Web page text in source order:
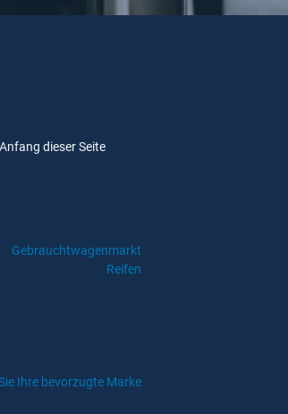
dieser Seite
Gebrauchtwagenmarkt
Reifen
Ihre bevorzugte Marke